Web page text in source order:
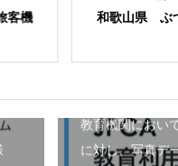
つぶつ川
大阪府
教育機関におい
に対し、写真デ